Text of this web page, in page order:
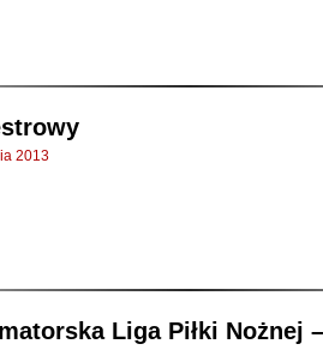
2013
Liga Piłki Nożnej